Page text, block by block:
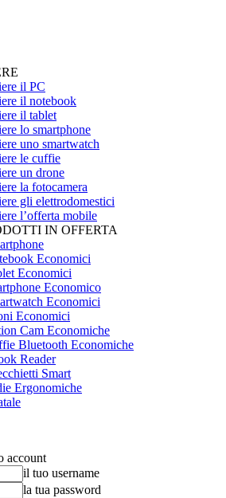
il PC
il notebook
il tablet
lo smartphone
uno smartwatch
le cuffie
un drone
la fotocamera
gli elettrodomestici
l’offerta mobile
IN OFFERTA
Economici
Economici
Economico
Economici
Economici
Cam Economiche
Bluetooth Economiche
Reader
Smart
Ergonomiche
account
il tuo username
la tua password